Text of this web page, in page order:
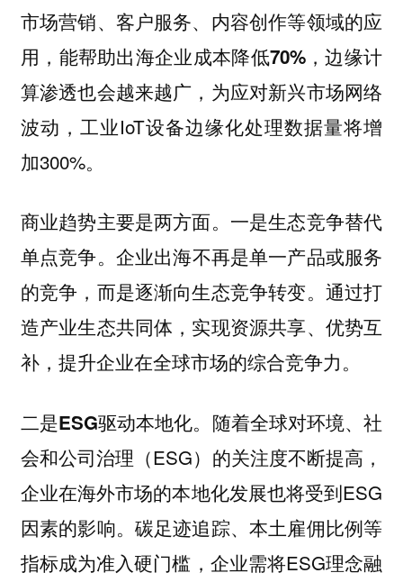
市场营销、客户服务、内容创作等领域的应
用，能帮助出海企业成本降低70%，边缘计
算渗透也会越来越广，为应对新兴市场网络
波动，工业IoT设备边缘化处理数据量将增
加300%。
商业趋势主要是两方面。一是生态竞争替代
单点竞争。 企业出海不再是单一产品或服务
的竞争，而是逐渐向生态竞争转变。通过打
造产业生态共同体，实现资源共享、优势互
补，提升企业在全球市场的综合竞争力。
二是ESG驱动本地化。 随着全球对环境、社
会和公司治理（ESG）的关注度不断提高，
企业在海外市场的本地化发展也将受到ESG
因素的影响。碳足迹追踪、本土雇佣比例等
指标成为准入硬门槛，企业需将ESG理念融